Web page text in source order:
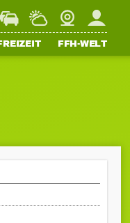
StaupilotWetterWebcamMein FFH
FFH-WELT